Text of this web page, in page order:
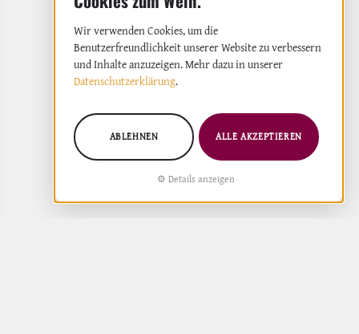
in Asturien
Wir verwenden Cookies, um die
Benutzerfreundlichkeit unserer Website zu verbessern
und Inhalte anzuzeigen. Mehr dazu in unserer
Datenschutzerklärung.
Details anzeigen
ABLEHNEN ALLE AKZEPTIEREN